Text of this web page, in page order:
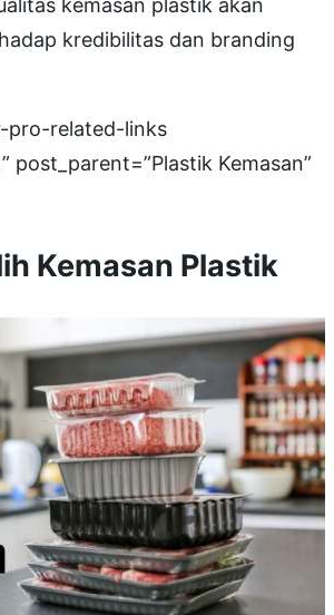
kemasan plastik akan
kredibilitas dan branding
pro-related-links
post_parent=”Plastik Kemasan”
Kemasan Plastik